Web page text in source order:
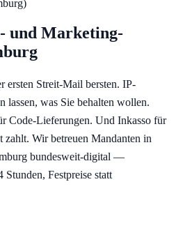
)
und Marketing-
ersten Streit-Mail bersten. IP-
lassen, was Sie behalten wollen.
Code-Lieferungen. Und Inkasso für
zahlt. Wir betreuen Mandanten in
bundesweit-digital —
Festpreise statt